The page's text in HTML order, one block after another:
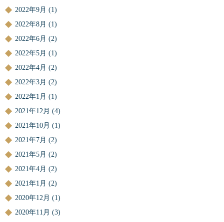
2022年9月 (1)
2022年8月 (1)
2022年6月 (2)
2022年5月 (1)
2022年4月 (2)
2022年3月 (2)
2022年1月 (1)
2021年12月 (4)
2021年10月 (1)
2021年7月 (2)
2021年5月 (2)
2021年4月 (2)
2021年1月 (2)
2020年12月 (1)
2020年11月 (3)